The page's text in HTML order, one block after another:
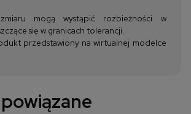
mogą wystąpić rozbieżności w
się w granicach tolerancji.
przedstawiony na wirtualnej modelce